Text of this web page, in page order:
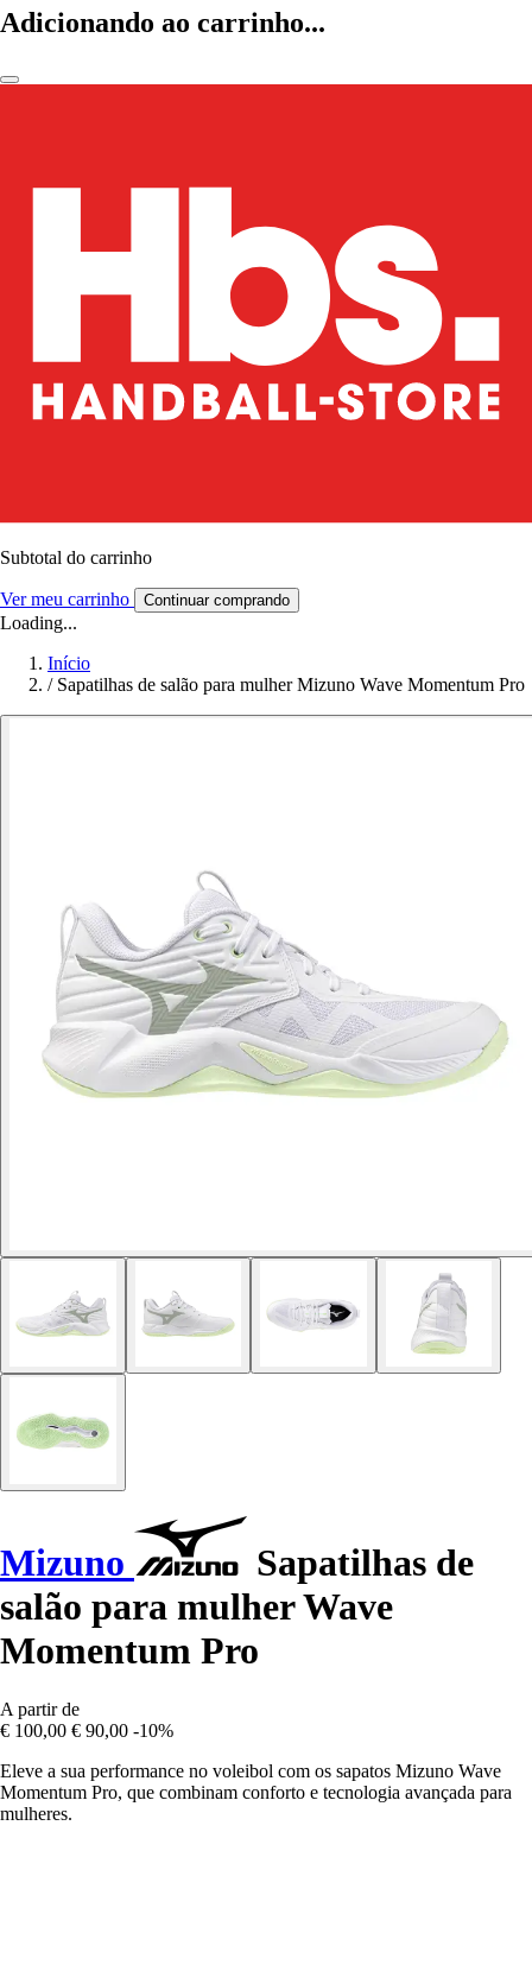
Adicionando ao carrinho...
Subtotal do carrinho
Ver meu carrinho Continuar comprando
Loading...
Início
/ Sapatilhas de salão para mulher Mizuno Wave Momentum Pro
Mizuno
Sapatilhas de
salão para mulher Wave
Momentum Pro
A partir de
€ 100,00 € 90,00 -10%
Eleve a sua performance no voleibol com os sapatos Mizuno Wave
Momentum Pro, que combinam conforto e tecnologia avançada para
mulheres.